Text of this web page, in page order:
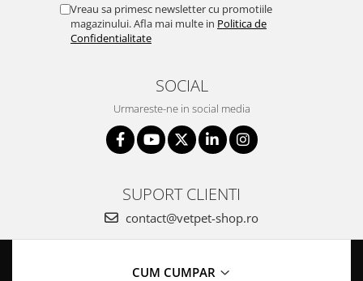
Vreau sa primesc newsletter cu promotiile
magazinului. Afla mai multe in Politica de
Confidentialitate
SOCIAL
Urmareste-ne in social media
SUPORT CLIENTI
contact@vetpet-shop.ro
CUM CUMPAR